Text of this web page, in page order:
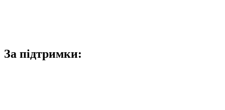
За підтримки: